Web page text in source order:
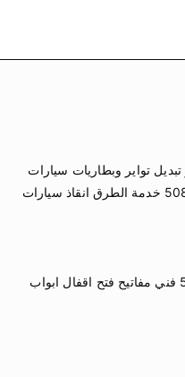
خدمة المساعدة على الطريق 50805535 خدمة الطرق انقاذ سيارات
فتح ابواب سيارات الكويت 50805535 فني مفاتيح فتح اقفال ابواب